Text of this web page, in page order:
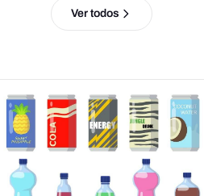
Ver todos